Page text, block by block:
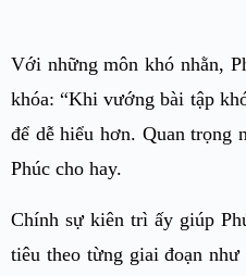
Với những môn khó nhằn,
khóa: “Khi vướng bài tập
để dễ hiểu hơn. Quan trọng
Phúc cho hay.
Chính sự kiên trì ấy giúp
tiêu theo từng giai đoạn